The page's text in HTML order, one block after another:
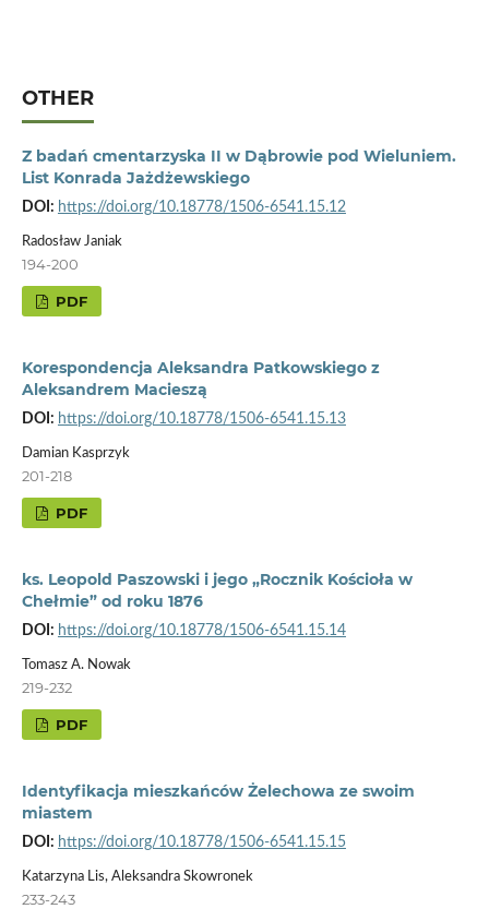
OTHER
Z badań cmentarzyska II w Dąbrowie pod Wieluniem.
List Konrada Jażdżewskiego
DOI: https://doi.org/10.18778/1506-6541.15.12
Radosław Janiak
194-200
PDF
Korespondencja Aleksandra Patkowskiego z
Aleksandrem Macieszą
DOI: https://doi.org/10.18778/1506-6541.15.13
Damian Kasprzyk
201-218
PDF
ks. Leopold Paszowski i jego „Rocznik Kościoła w
Chełmie” od roku 1876
DOI: https://doi.org/10.18778/1506-6541.15.14
Tomasz A. Nowak
219-232
PDF
Identyfikacja mieszkańców Żelechowa ze swoim
miastem
DOI: https://doi.org/10.18778/1506-6541.15.15
Katarzyna Lis, Aleksandra Skowronek
233-243